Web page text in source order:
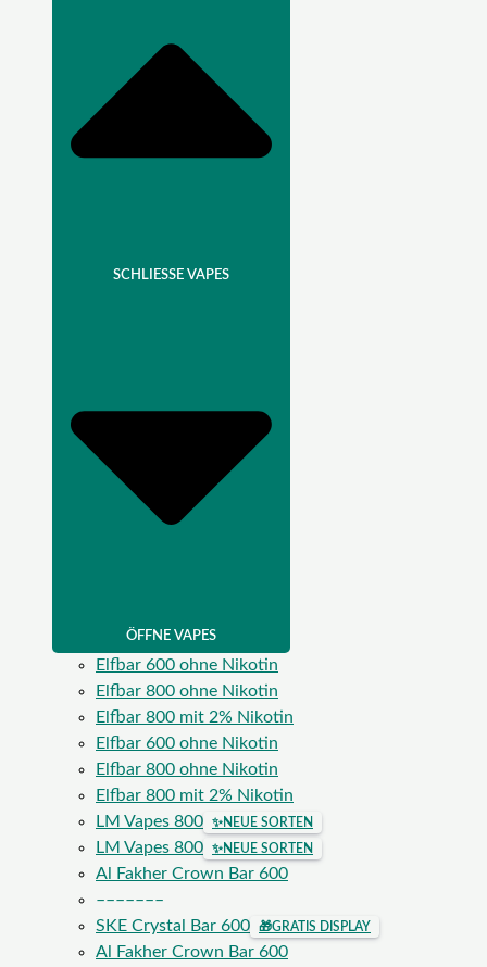
SCHLIESSE VAPES
ÖFFNE VAPES
Elfbar 600 ohne Nikotin
Elfbar 800 ohne Nikotin
Elfbar 800 mit 2% Nikotin
Elfbar 600 ohne Nikotin
Elfbar 800 ohne Nikotin
Elfbar 800 mit 2% Nikotin
LM Vapes 800
✨NEUE SORTEN
LM Vapes 800 ✨NEUE SORTEN
Al Fakher Crown Bar 600
–––––––
SKE Crystal Bar 600
🎁GRATIS DISPLAY
Al Fakher Crown Bar 600